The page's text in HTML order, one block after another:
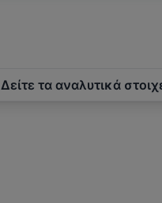
Δείτε τα αναλυτικά